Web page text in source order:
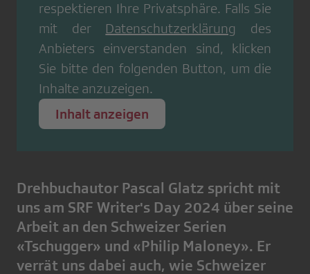
respektieren Ihre Privatsphäre. Falls Sie
mit der Datenschutzerklärung
des
Anbieters einverstanden sind, klicken
Sie bitte den folgenden Button, um die
Inhalte anzuzeigen.
Inhalt anzeigen
Drehbuchautor Pascal Glatz spricht mit
uns am SRF Writer's Day 2024 über seine
Arbeit an den Schweizer Serien
«Tschugger» und «Philip Maloney». Er
verrät uns dabei auch, wie Schweizer